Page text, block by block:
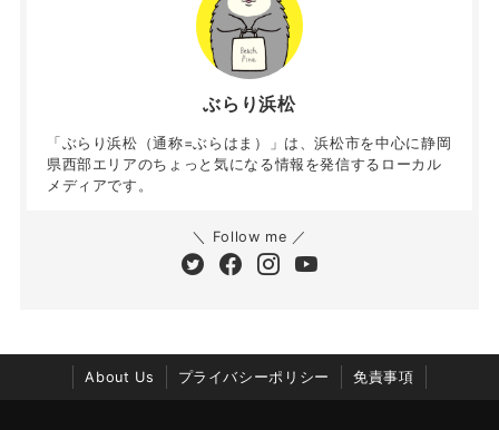
ぶらり浜松
「ぶらり浜松（通称=ぶらはま）」は、浜松市を中心に静岡
県西部エリアのちょっと気になる情報を発信するローカル
メディアです。
＼ Follow me ／
About Us プライバシーポリシー 免責事項